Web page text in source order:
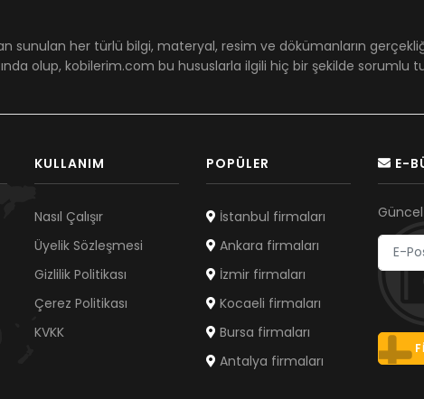
sunulan her türlü bilgi, materyal, resim ve dökümanların
olup, kobilerim.com bu hususlarla ilgili hiç bir şekilde sorumlu
KULLANIM
Nasıl Çalışır
Üyelik Sözleşmesi
Gizlilik Politikası
Çerez Politikası
KVKK
POPÜLER
İstanbul firmaları
Ankara firmaları
İzmir firmaları
Kocaeli firmaları
Bursa firmaları
Antalya firmaları
E-